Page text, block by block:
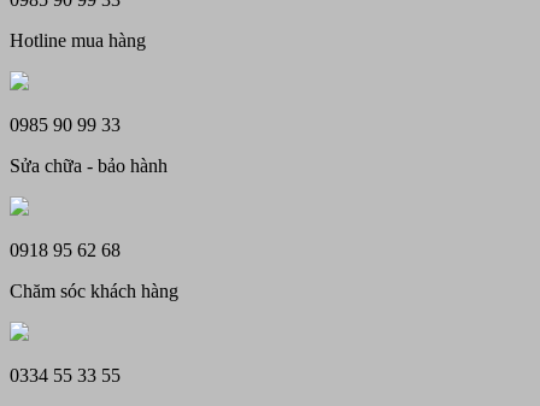
Hotline mua hàng
0985 90 99 33
Sửa chữa - bảo hành
0918 95 62 68
Chăm sóc khách hàng
0334 55 33 55